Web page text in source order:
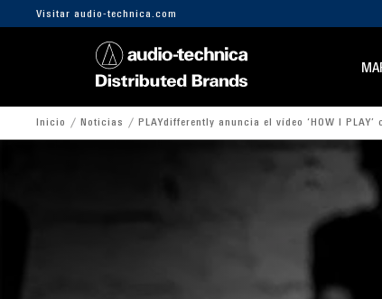
Visitar audio-technica.com
Inicio Noticias PLAYdifferently anuncia el vídeo ‘HOW I PLAY’